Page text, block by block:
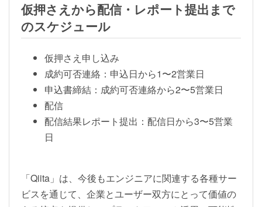
仮押さえから配信・レポート提出まで
のスケジュール
仮押さえ申し込み
成約可否連絡：申込日から1〜2営業日
申込書締結：成約可否連絡から2〜5営業日
配信
配信結果レポート提出：配信日から3〜5営業
日
「Qiita」は、今後もエンジニアに関連する各種サー
ビスを通じて、企業とユーザー双方にとって価値の